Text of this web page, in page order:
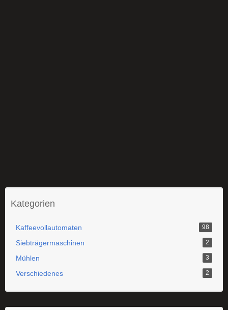
Kategorien
Kaffeevollautomaten 98
Siebträgermaschinen 2
Mühlen 3
Verschiedenes 2